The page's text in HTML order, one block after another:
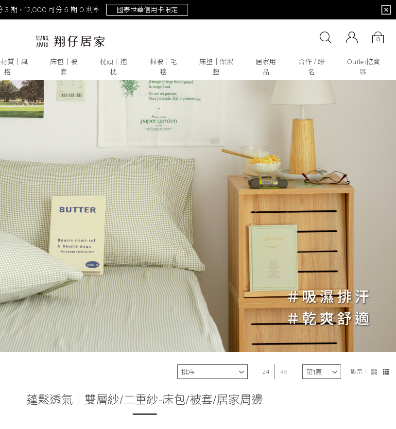
！激涼熊冷。重磅回歸 去年銷量破萬件！
0
# 水洗棉 # 雙層紗 # 被套 # 枕頭
材質│風
格
床包│被
套
枕頭│抱
枕
棉被│毛
毯
床墊│保潔
墊
居家用
品
合作 / 聯
名
Outlet挖寶
區
24 48 顯示：
蓬鬆透氣｜雙層紗/二重紗-床包/被套/居家周邊